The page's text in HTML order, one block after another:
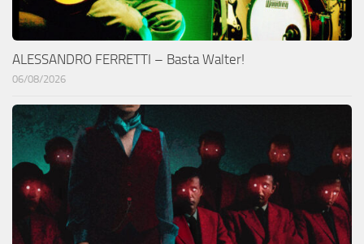
ALESSANDRO FERRETTI – Basta Walter!
06/08/2026